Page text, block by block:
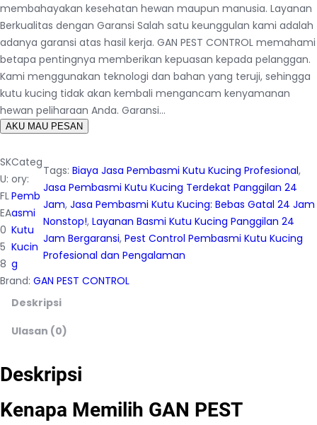
membahayakan kesehatan hewan maupun manusia. Layanan
Berkualitas dengan Garansi Salah satu keunggulan kami adalah
adanya garansi atas hasil kerja. GAN PEST CONTROL memahami
betapa pentingnya memberikan kepuasan kepada pelanggan.
Kami menggunakan teknologi dan bahan yang teruji, sehingga
kutu kucing tidak akan kembali mengancam kenyamanan
hewan peliharaan Anda. Garansi…
AKU MAU PESAN
SK
U:
FL
EA
0
5
8
Categ
ory:
Pemb
asmi
Kutu
Kucin
g
Tags: Biaya Jasa Pembasmi Kutu Kucing Profesional,
Jasa Pembasmi Kutu Kucing Terdekat Panggilan 24
Jam, Jasa Pembasmi Kutu Kucing: Bebas Gatal 24 Jam
Nonstop!, Layanan Basmi Kutu Kucing Panggilan 24
Jam Bergaransi, Pest Control Pembasmi Kutu Kucing
Profesional dan Pengalaman
Brand: GAN PEST CONTROL
Deskripsi
Ulasan (0)
Deskripsi
Kenapa Memilih GAN PEST